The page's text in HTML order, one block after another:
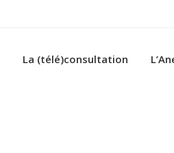
La (télé)consultation